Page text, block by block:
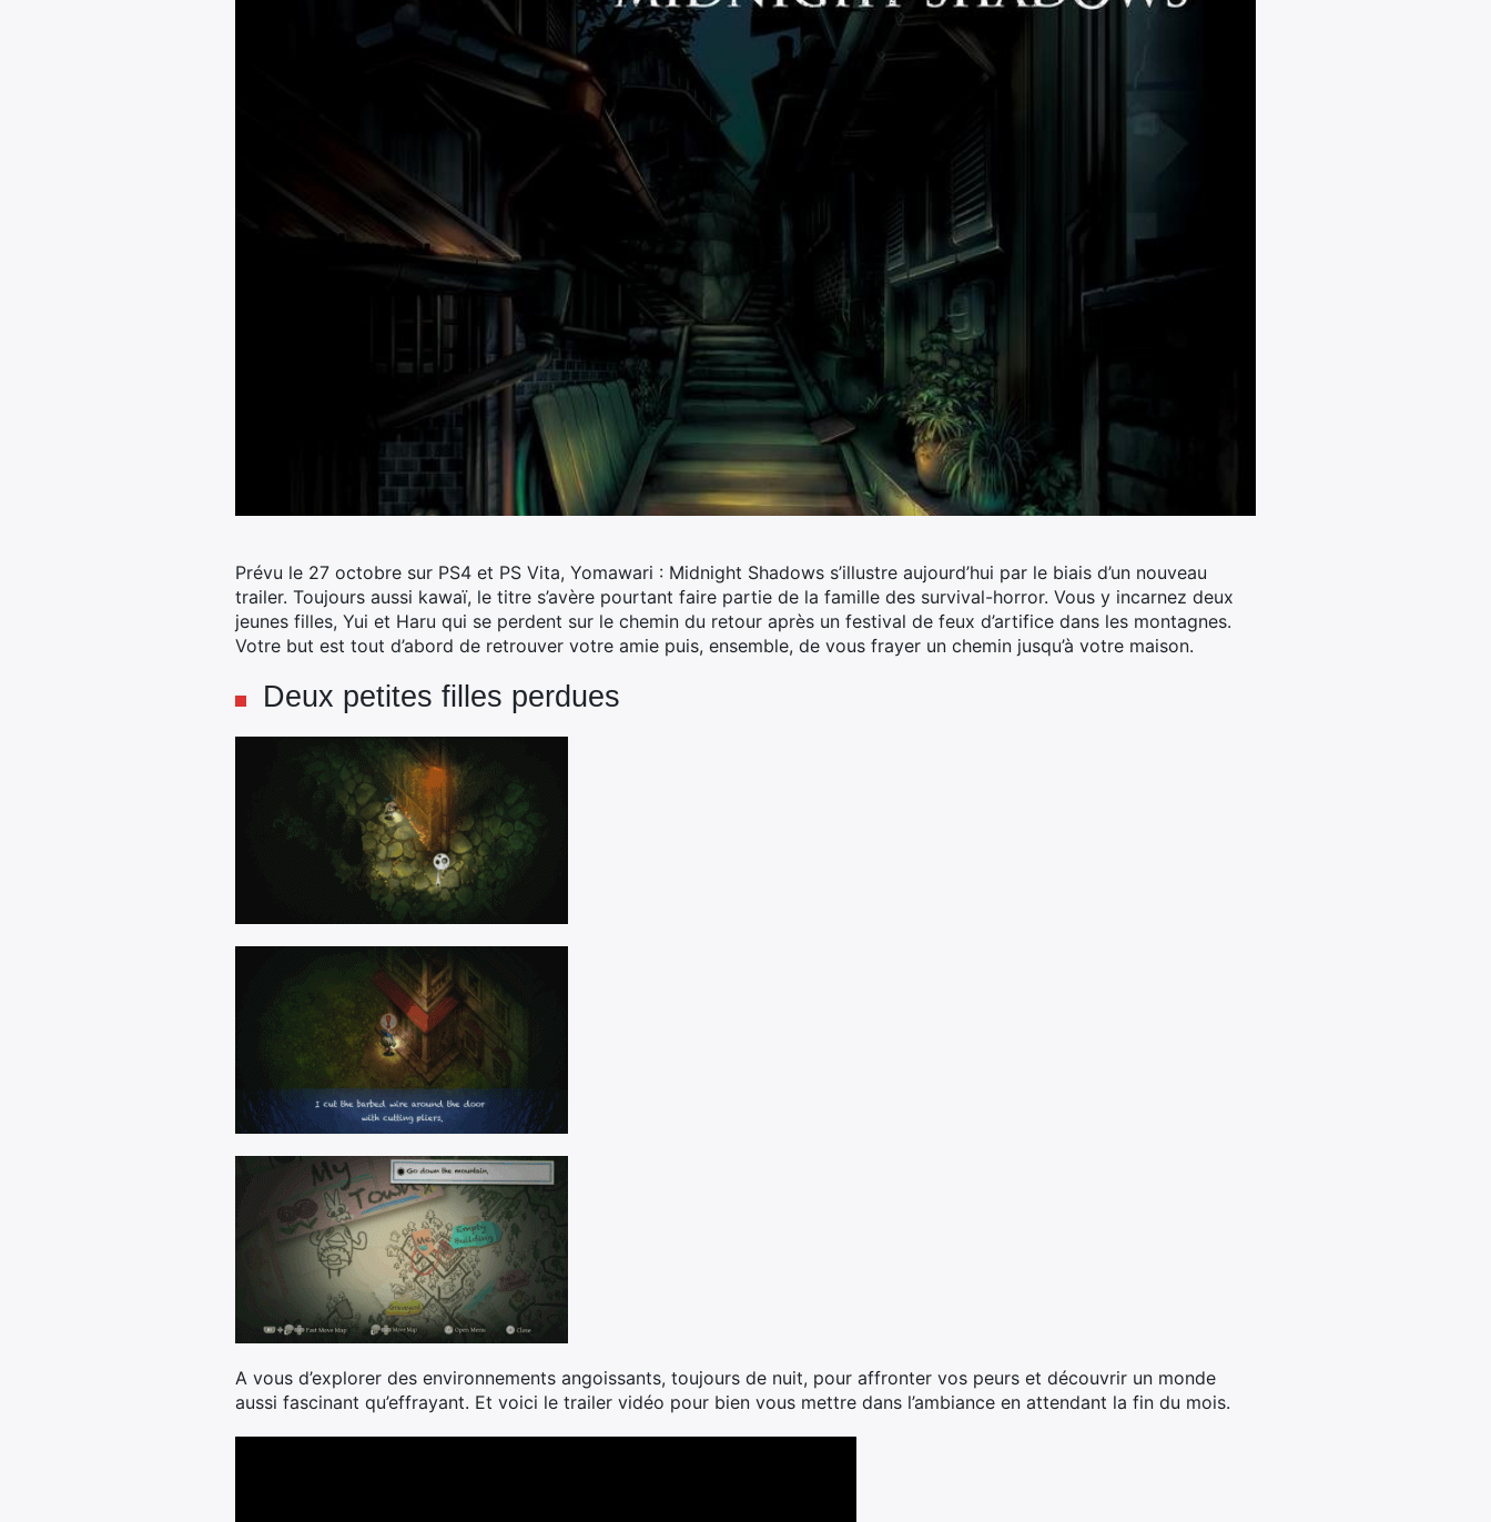
Prévu le 27 octobre sur PS4 et PS Vita, Yomawari : Midnight Shadows s’illustre aujourd’hui par le biais d’un nouveau
trailer. Toujours aussi kawaï, le titre s’avère pourtant faire partie de la famille des survival-horror. Vous y incarnez deux
jeunes filles, Yui et Haru qui se perdent sur le chemin du retour après un festival de feux d’artifice dans les montagnes.
Votre but est tout d’abord de retrouver votre amie puis, ensemble, de vous frayer un chemin jusqu’à votre maison.
Deux petites filles perdues
A vous d’explorer des environnements angoissants, toujours de nuit, pour affronter vos peurs et découvrir un monde
aussi fascinant qu’effrayant. Et voici le trailer vidéo pour bien vous mettre dans l’ambiance en attendant la fin du mois.